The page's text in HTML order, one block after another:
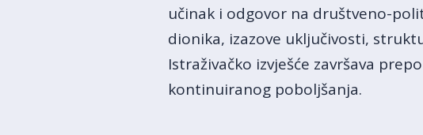
učinak i odgovor na društveno-
dionika, izazove uključivosti,
Istraživačko izvješće završava
kontinuiranog poboljšanja.